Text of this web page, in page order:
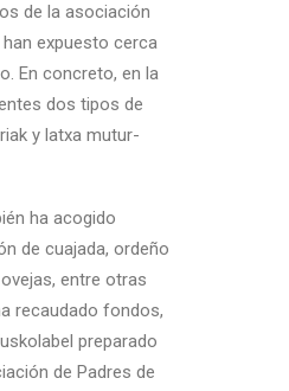
de la asociación
han expuesto cerca
En concreto, en la
dos tipos de
y latxa mutur-
ha acogido
de cuajada, ordeño
entre otras
recaudado fondos,
preparado
de Padres de